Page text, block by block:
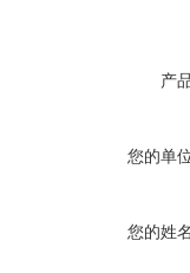
产
您的单
您的姓